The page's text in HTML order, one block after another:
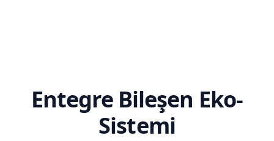
Entegre Bileşen Eko-
Sistemi